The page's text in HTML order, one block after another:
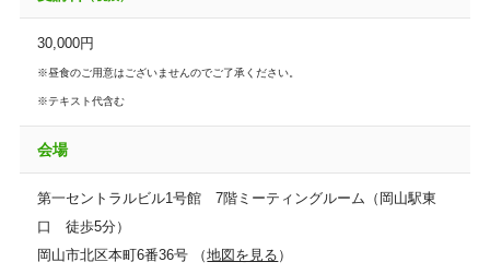
30,000円
※昼食のご用意はございませんのでご了承ください。
※テキスト代含む
会場
第一セントラルビル1号館 7階ミーティングルーム（岡山駅東
口 徒歩5分）
岡山市北区本町6番36号 （地図を見る ）